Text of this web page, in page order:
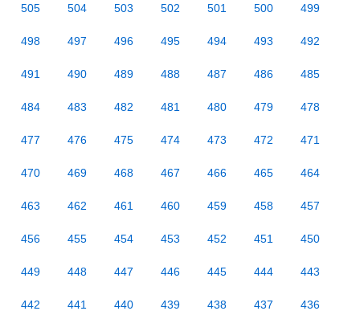
505 504 503 502 501 500 499
498 497 496 495 494 493 492
491 490 489 488 487 486 485
484 483 482 481 480 479 478
477 476 475 474 473 472 471
470 469 468 467 466 465 464
463 462 461 460 459 458 457
456 455 454 453 452 451 450
449 448 447 446 445 444 443
442 441 440 439 438 437 436